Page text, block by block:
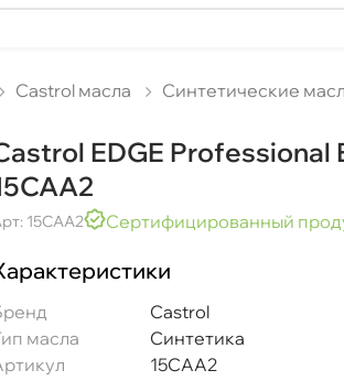
Castrol масла Синтетические
EDGE Professional
15CAA2 Сертифицированный
Castrol
масла
Синтетика
15CAA2